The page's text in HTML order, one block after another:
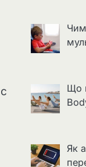
Чим
Що
Як